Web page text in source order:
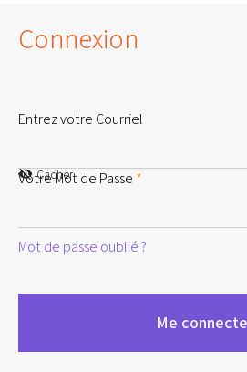
Connexion
Entrez votre Courriel
Votre Mot de Passe *
Cacher
Mot de passe oublié ?